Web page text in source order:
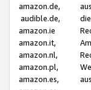
amazon.de,
audible.de,
amazon.ie
amazon.it,
amazon.nl,
amazon.pl,
amazon.es,